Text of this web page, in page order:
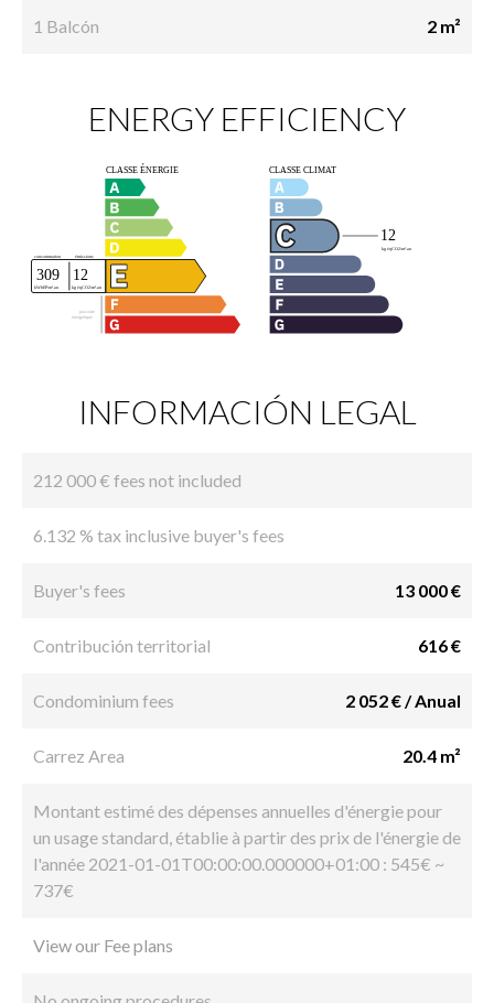
1 Balcón 2 m²
ENERGY EFFICIENCY
INFORMACIÓN LEGAL
212 000 € fees not included
6.132 % tax inclusive buyer's fees
Buyer's fees 13 000 €
Contribución territorial 616 €
Condominium fees 2 052 € / Anual
Carrez Area 20.4 m²
Montant estimé des dépenses annuelles d'énergie pour
un usage standard, établie à partir des prix de l'énergie de
l'année 2021-01-01T00:00:00.000000+01:00 : 545€ ~
737€
View our Fee plans